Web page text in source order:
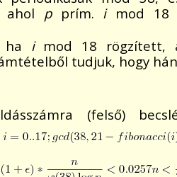
ahol pprím. imod 18
ha imod 18 rögzített,
tudjuk, hogy
(felső)